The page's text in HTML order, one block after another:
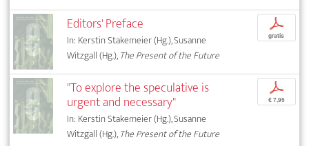
Editors' Preface
In: Kerstin Stakemeier (Hg.), Susanne
Witzgall (Hg.),The Present of the Future
p
gratis
"To explore the speculative is
urgent and necessary"
In: Kerstin Stakemeier (Hg.), Susanne
Witzgall (Hg.),The Present of the Future
p
€ 7,95